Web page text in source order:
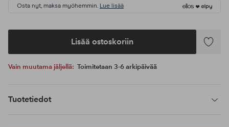
Osta nyt, maksa myöhemmin. Lue lisää
Lisää ostoskoriin
Lisää
Vain muutama jäljellä: Toimitetaan 3-6 arkipäivää
Tuotetiedot